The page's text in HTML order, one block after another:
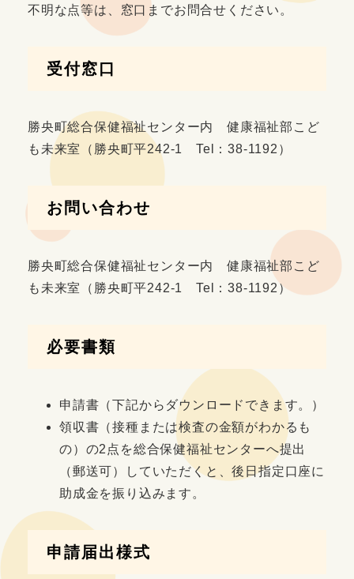
不明な点等は、窓口までお問合せください。
受付窓口
勝央町総合保健福祉センター内 健康福祉部こど
も未来室（勝央町平242-1 Tel：38-1192）
お問い合わせ
勝央町総合保健福祉センター内 健康福祉部こど
も未来室（勝央町平242-1 Tel：38-1192）
必要書類
申請書（下記からダウンロードできます。）
領収書（接種または検査の金額がわかるも
の）の2点を総合保健福祉センターへ提出
（郵送可）していただくと、後日指定口座に
助成金を振り込みます。
申請届出様式